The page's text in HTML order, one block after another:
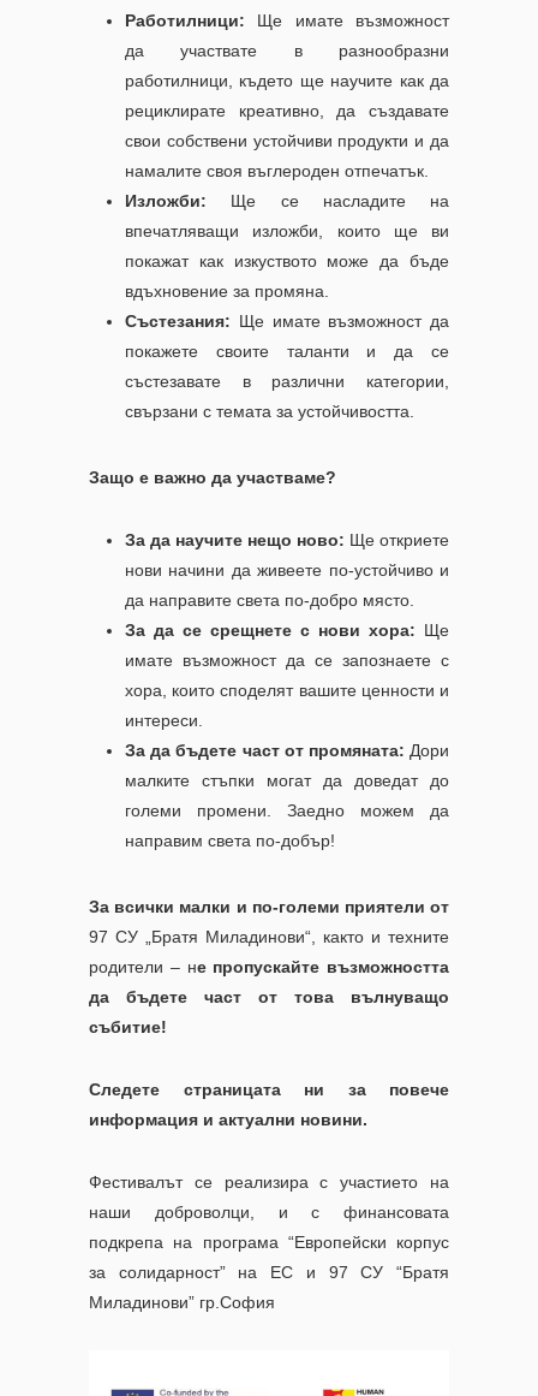
Работилници: Ще имате възможност
да участвате в разнообразни
работилници, където ще научите как да
рециклирате креативно, да създавате
свои собствени устойчиви продукти и да
намалите своя въглероден отпечатък.
Изложби: Ще се насладите на
впечатляващи изложби, които ще ви
покажат как изкуството може да бъде
вдъхновение за промяна.
Състезания: Ще имате възможност да
покажете своите таланти и да се
състезавате в различни категории,
свързани с темата за устойчивостта.
Защо е важно да участваме?
За да научите нещо ново: Ще откриете
нови начини да живеете по-устойчиво и
да направите света по-добро място.
За да се срещнете с нови хора: Ще
имате възможност да се запознаете с
хора, които споделят вашите ценности и
интереси.
За да бъдете част от промяната: Дори
малките стъпки могат да доведат до
големи промени. Заедно можем да
направим света по-добър!
За всички малки и по-големи приятели от
97 СУ „Братя Миладинови“, както и техните
родители – не пропускайте възможността
да бъдете част от това вълнуващо
събитие!
Следете страницата ни за повече
информация и актуални новини.
Фестивалът се реализира с участието на
наши доброволци, и с финансовата
подкрепа на програма “Европейски корпус
за солидарност” на ЕС и 97 СУ “Братя
Миладинови” гр.София